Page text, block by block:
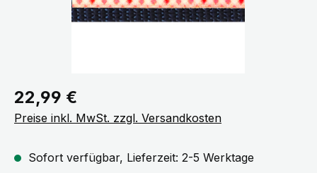
Regulärer Preis:
22,99 €
Preise inkl. MwSt. zzgl. Versandkosten
Sofort verfügbar, Lieferzeit: 2-5 Werktage